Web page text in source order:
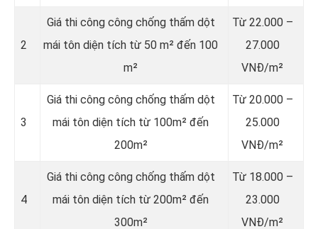
2
Giá thi công công chống thấm dột
mái tôn diện tích từ 50 m² đến 100
m²
Từ 22.000 –
27.000
VNĐ/m²
3
Giá thi công công chống thấm dột
mái tôn diện tích từ 100m² đến
200m²
Từ 20.000 –
25.000
VNĐ/m²
4
Giá thi công công chống thấm dột
mái tôn diện tích từ 200m² đến
300m²
Từ 18.000 –
23.000
VNĐ/m²